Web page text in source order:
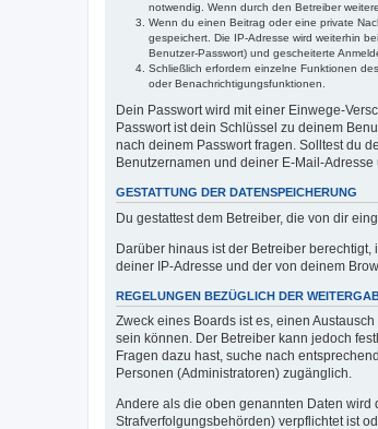
notwendig. Wenn durch den Betreiber
Wenn du einen Beitrag oder eine private
gespeichert. Die IP-Adresse wird weiterhin
Benutzer-Passwort) und gescheiterte
Schließlich erfordern einzelne Funktionen
oder Benachrichtigungsfunktionen.
Dein Passwort wird mit einer Einwege-
Passwort ist dein Schlüssel zu deinem
nach deinem Passwort fragen. Solltest du
Benutzernamen und deiner E-Mail-
GESTATTUNG DER DATENSPEICHERUNG
Du gestattest dem Betreiber, die von dir
Darüber hinaus ist der Betreiber
deiner IP-Adresse und der von deinem
REGELUNGEN BEZÜGLICH DER
Zweck eines Boards ist es, einen
sein können. Der Betreiber kann jedoch
Fragen dazu hast, suche nach
Personen (Administratoren) zugänglich.
Andere als die oben genannten Daten wird
Strafverfolgungsbehörden) verpflichtet ist